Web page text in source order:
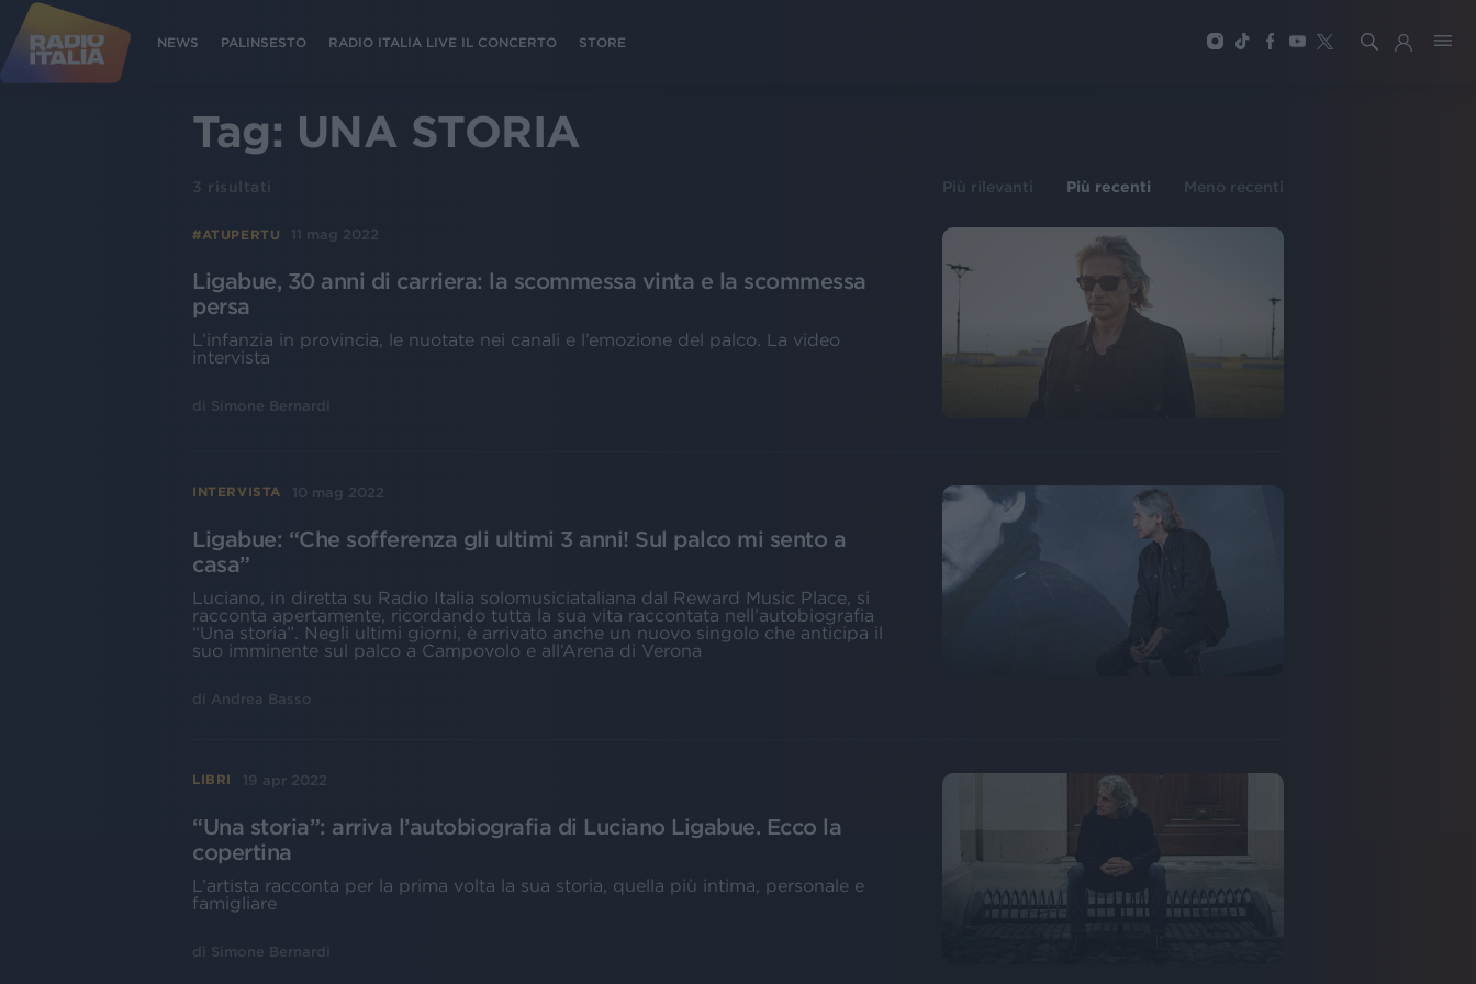
NEWS PALINSESTO RADIO ITALIA LIVE IL CONCERTO STORE
Tag: UNA STORIA
3 risultati Più rilevanti Più recenti Meno recenti
#ATUPERTU 11 mag 2022
Ligabue, 30 anni di carriera: la scommessa vinta e la scommessa
persa
L’infanzia in provincia, le nuotate nei canali e l’emozione del palco. La video
intervista
di Simone Bernardi
INTERVISTA 10 mag 2022
Ligabue: “Che sofferenza gli ultimi 3 anni! Sul palco mi sento a
casa”
Luciano, in diretta su Radio Italia solomusiciataliana dal Reward Music Place, si
racconta apertamente, ricordando tutta la sua vita raccontata nell’autobiografia
“Una storia”. Negli ultimi giorni, è arrivato anche un nuovo singolo che anticipa il
suo imminente sul palco a Campovolo e all’Arena di Verona
di Andrea Basso
LIBRI 19 apr 2022
“Una storia”: arriva l’autobiografia di Luciano Ligabue. Ecco la
copertina
L’artista racconta per la prima volta la sua storia, quella più intima, personale e
famigliare
di Simone Bernardi